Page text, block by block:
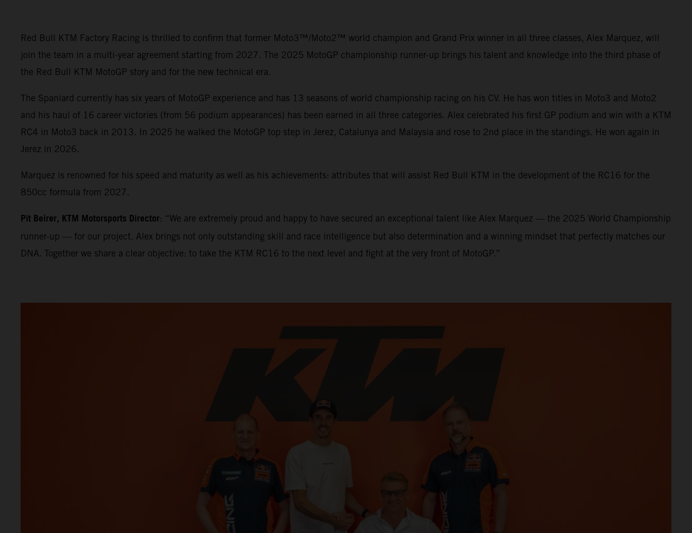
Red Bull KTM Factory Racing is thrilled to confirm that former Moto3™/Moto2™ world champion and Grand Prix winner in all three classes, Alex Marquez, will
join the team in a multi-year agreement starting from 2027. The 2025 MotoGP championship runner-up brings his talent and knowledge into the third phase of
the Red Bull KTM MotoGP story and for the new technical era.
The Spaniard currently has six years of MotoGP experience and has 13 seasons of world championship racing on his CV. He has won titles in Moto3 and Moto2
and his haul of 16 career victories (from 56 podium appearances) has been earned in all three categories. Alex celebrated his first GP podium and win with a KTM
RC4 in Moto3 back in 2013. In 2025 he walked the MotoGP top step in Jerez, Catalunya and Malaysia and rose to 2nd place in the standings. He won again in
Jerez in 2026.
Marquez is renowned for his speed and maturity as well as his achievements: attributes that will assist Red Bull KTM in the development of the RC16 for the
850cc formula from 2027.
Pit Beirer, KTM Motorsports Director: “We are extremely proud and happy to have secured an exceptional talent like Alex Marquez — the 2025 World Championship
runner-up — for our project. Alex brings not only outstanding skill and race intelligence but also determination and a winning mindset that perfectly matches our
DNA. Together we share a clear objective: to take the KTM RC16 to the next level and fight at the very front of MotoGP.”